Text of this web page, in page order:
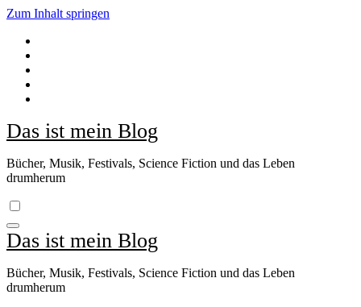
Zum Inhalt springen
Das ist mein Blog
Bücher, Musik, Festivals, Science Fiction und das Leben
drumherum
Das ist mein Blog
Bücher, Musik, Festivals, Science Fiction und das Leben
drumherum